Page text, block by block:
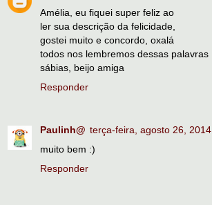
Amélia, eu fiquei super feliz ao
ler sua descrição da felicidade,
gostei muito e concordo, oxalá
todos nos lembremos dessas palavras
sábias, beijo amiga
Responder
Paulinh@ terça-feira, agosto 26, 2014
muito bem :)
Responder